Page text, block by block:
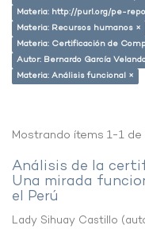
Materia: http://purl.org/pe-
Materia: Recursos humanos ×
Materia: Certificación de
Autor: Bernardo García
Materia: Análisis funcional ×
Mostrando ítems 1-1 de
Análisis de la
Una mirada
el Perú
Lady Sihuay Castillo